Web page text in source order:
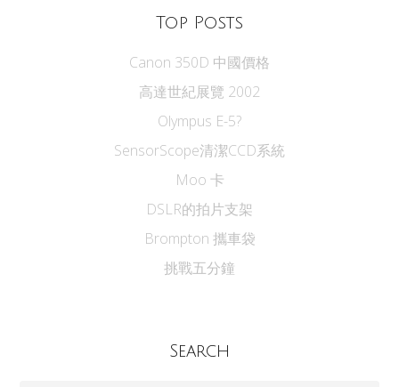
Top Posts
Canon 350D 中國價格
高達世紀展覽 2002
Olympus E-5?
SensorScope清潔CCD系統
Moo 卡
DSLR的拍片支架
Brompton 攜車袋
挑戰五分鐘
Search